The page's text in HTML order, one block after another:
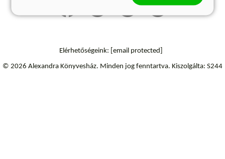
Elérhetőségeink: [email protected]
© 2026 Alexandra Könyvesház. Minden jog fenntartva. Kiszolgálta: S244